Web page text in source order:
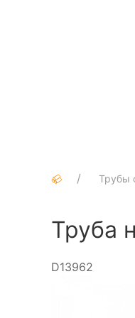
Трубы
Труба
D13962